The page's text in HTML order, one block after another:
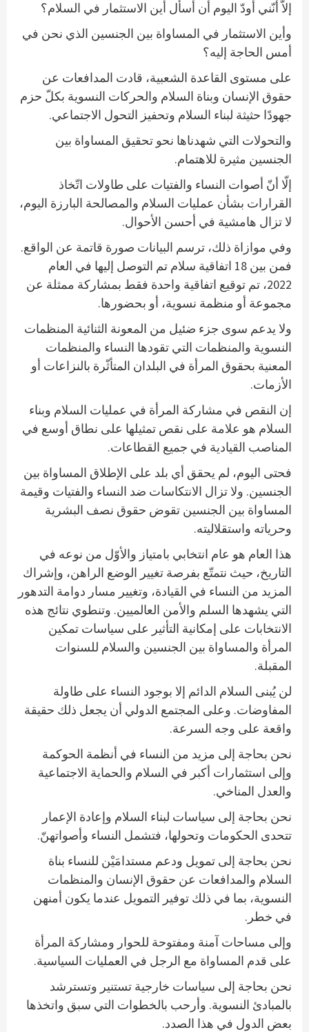
إلاّ أنّني أودّ اليوم أن أسأل أين الاستثمار في السلام؟
وأين الاستثمار في المساواة بين الجنسين الذي نحن في
أمس الحاجة إليه؟
على مستوى القاعدة الشعبية، قادت المدافعات عن
حقوق الإنسان وبناة السلام والحركات النسوية بكلّ حزم
جهودًا حثيثة لبناء السلام وتحفيز التحول الاجتماعي.
والتحولات التي شهدناها نحو تحقيق المساواة بين
الجنسين مثيرة للاهتمام.
إلّا أنّ أصوات النساء والفتيات على طاولات اتّخاذ
القرارات بشأن عمليات السلام والمصالحة البارزة اليوم،
لا تزال هامشية في أحسن الأحوال.
وفي موازاة ذلك، ترسم البيانات صورة قاتمة عن الواقع.
فمن بين 18 اتفاقية سلام تم التوصل إليها في العام
2022، تم توقيع اتفاقية واحدة فقط بمشاركة ممثلة عن
مجموعة أو منظمة نسوية، أو بحضورها.
ولا يدعم سوى جزء ضئيل من المعونة الثنائية المنظمات
النسوية والمنظمات التي تقودها النساء والمنظمات
المعنية بحقوق المرأة في البلدان المتأثّرة بالنزاعات أو
الأزمات.
إن النقص في مشاركة المرأة في عمليات السلام وبناء
السلام هو علامة على نقص تمثيلها على نطاق أوسع في
المناصب القيادية في جميع القطاعات.
فحتى اليوم، لم يحقق أي بلد على الإطلاق المساواة بين
الجنسين. ولا تزال الانتكاسات ضد النساء والفتيات وقيمة
المساواة بين الجنسين تقوض حقوق نصف البشرية
وحرياته واستقلاليته.
هذا العام هو عام انتخابي بامتياز والأوّل من نوعه في
التاريخ، حيث نتمتّع بفرصة تغيير الوضع الراهن، وإشراك
المزيد من النساء في القيادة، وتغيير مسار دوامة التدهور
التي يشهدها السلم والأمن العالميين. وتنطوي نتائج هذه
الانتخابات على إمكانية التأثير على سياسات تمكين
المرأة والمساواة بين الجنسين والسلام للسنوات
المقبلة.
لن يُبنى السلام الدائم إلا بوجود النساء على طاولة
المفاوضات. وعلى المجتمع الدولي أن يجعل ذلك حقيقة
واقعة على وجه السرعة.
نحن بحاجة إلى مزيد من النساء في أنظمة الحوكمة
وإلى استثمارات أكبر في السلام والحماية الاجتماعية
والعدل المناخي.
نحن بحاجة إلى سياسات لبناء السلام وإعادة الإعمار
تتحدى الحكومات وتحولها، فتشمل النساء وأصواتهنّ.
نحن بحاجة إلى تمويل ودعم مستدامَيْن للنساء بناة
السلام والمدافعات عن حقوق الإنسان والمنظمات
النسوية، بما في ذلك توفير التمويل عندما يكون أمنهن
في خطر.
وإلى مساحات آمنة ومفتوحة للحوار ومشاركة المرأة
على قدم المساواة مع الرجل في العمليات السياسية.
نحن بحاجة إلى سياسات خارجية تستنير وتسترشد
بالمبادئ النسوية. وأرحب بالخطوات التي سبق واتخذها
بعض الدول في هذا الصدد.